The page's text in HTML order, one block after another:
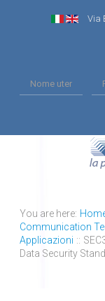
Via
You are here:
Communication
Applicazioni ::
Data Security